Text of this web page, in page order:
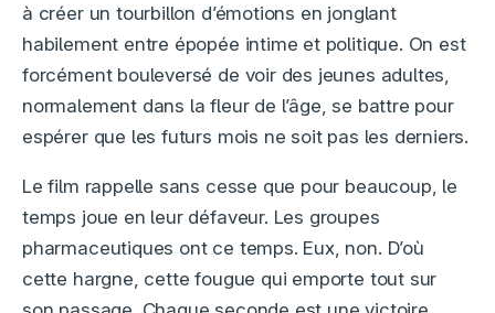
à créer un tourbillon d’émotions en jonglant
habilement entre épopée intime et politique. On est
forcément bouleversé de voir des jeunes adultes,
normalement dans la fleur de l’âge, se battre pour
espérer que les futurs mois ne soit pas les derniers.
Le film rappelle sans cesse que pour beaucoup, le
temps joue en leur défaveur. Les groupes
pharmaceutiques ont ce temps. Eux, non. D’où
cette hargne, cette fougue qui emporte tout sur